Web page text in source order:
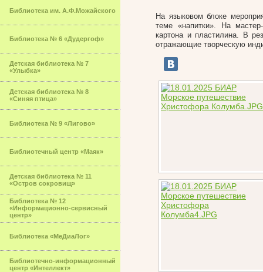
Библиотека им. А.Ф.Можайского
Библиотека № 6 «Дудергоф»
Детская библиотека № 7
«Улыбка»
Детская библиотека № 8
«Синяя птица»
Библиотека № 9 «Лигово»
Библиотечный центр «Маяк»
Детская библиотека № 11
«Остров сокровищ»
Библиотека № 12
«Информационно-сервисный
центр»
Библиотека «МеДиаЛог»
Библиотечно-информационный
центр «Интеллект»
На языковом блоке
теме «напитки». На
картона и пластилина. В
отражающие творческую